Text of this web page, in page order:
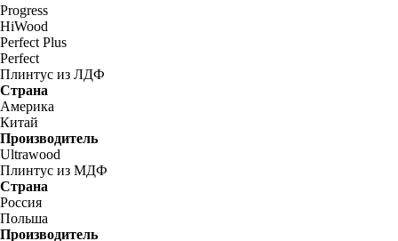
Progress
HiWood
Perfect Plus
Perfect
Плинтус из ЛДФ
Страна
Америка
Китай
Производитель
Ultrawood
Плинтус из МДФ
Страна
Россия
Польша
Производитель